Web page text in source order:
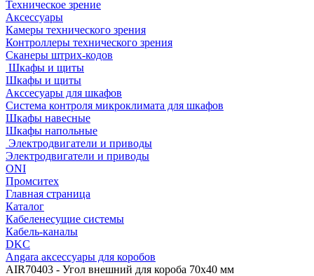
Техническое зрение
Аксессуары
Камеры технического зрения
Контроллеры технического зрения
Сканеры штрих-кодов
Шкафы и щиты
Шкафы и щиты
Акссесуары для шкафов
Система контроля микроклимата для шкафов
Шкафы навесные
Шкафы напольные
Электродвигатели и приводы
Электродвигатели и приводы
ONI
Промситех
Главная страница
Каталог
Кабеленесущие системы
Кабель-каналы
DKC
Angara аксессуары для коробов
AIR70403 - Угол внешний для короба 70х40 мм